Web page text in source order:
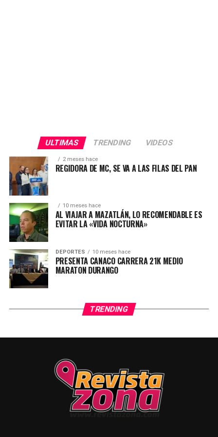
ULTIMAS TRENDING VIDEOS
2 meses hace
REGIDORA DE MC, SE VA A LAS FILAS DEL PAN
10 meses hace
AL VIAJAR A MAZATLÁN, LO RECOMENDABLE ES
EVITAR LA «VIDA NOCTURNA»
DEPORTES 10 meses hace
PRESENTA CANACO CARRERA 21K MEDIO
MARATON DURANGO
TRENDING